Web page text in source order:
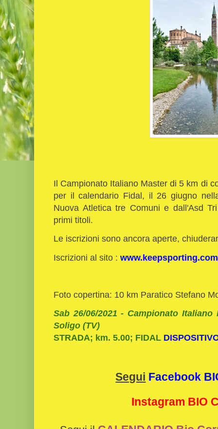
Il Campionato Italiano Master di 5 km di
per il calendario Fidal, il 26 giugno
Nuova Atletica tre Comuni e dall'Asd
primi titoli.
Le iscrizioni sono ancora aperte,
Iscrizioni al sito : www.keepsporting.com
Foto copertina: 10 km Paratico Stefano
Sab 26/06/2021 - Campionato
Soligo (TV)
STRADA; km. 5.00; FIDAL
Segui Facebook
Instagram BIO